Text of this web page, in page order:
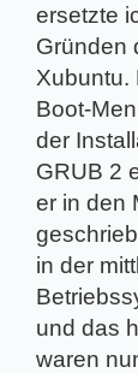
ersetzte
Gründen
Xubuntu.
Boot-
der
GRUB 2
er in den
in der
und das
waren